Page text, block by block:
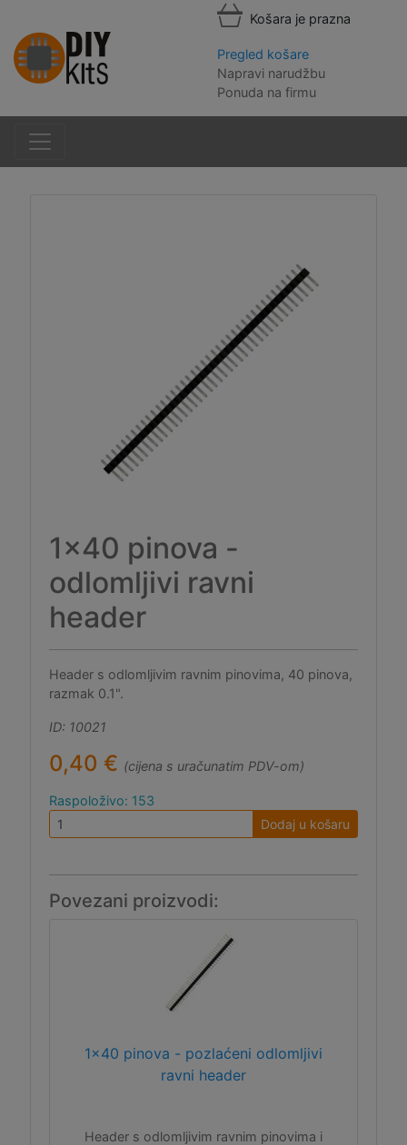
Košara je prazna
Pregled košare
Napravi narudžbu
Ponuda na firmu
1x40 pinova -
odlomljivi ravni
header
Header s odlomljivim ravnim pinovima, 40 pinova,
razmak 0.1".
ID: 10021
0,40 € (cijena s uračunatim PDV-om)
Raspoloživo: 153
Dodaj u košaru
Povezani proizvodi:
1x40 pinova - pozlaćeni odlomljivi
ravni header
Header s odlomljivim ravnim pinovima i